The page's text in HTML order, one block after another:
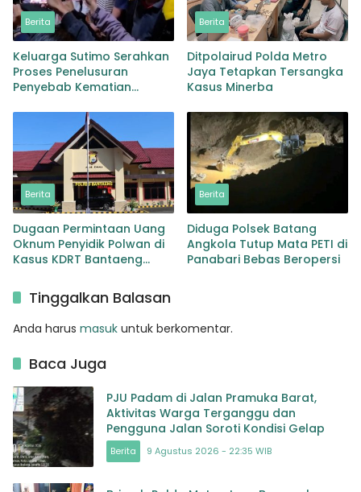
Berita
Keluarga Sutimo Serahkan
Proses Penelusuran
Penyebab Kematian
Berita
Ditpolairud Polda Metro
Jaya Tetapkan Tersangka
Kasus Minerba
Berita
Dugaan Permintaan Uang
Oknum Penyidik Polwan di
Kasus KDRT Bantaeng
Berita
Diduga Polsek Batang
Angkola Tutup Mata PETI di
Panabari Bebas Beropersi
Tinggalkan Balasan
Anda harus masuk untuk berkomentar.
Baca Juga
PJU Padam di Jalan Pramuka Barat,
Aktivitas Warga Terganggu dan
Pengguna Jalan Soroti Kondisi Gelap
Berita 9 Agustus 2026 - 22:35 WIB